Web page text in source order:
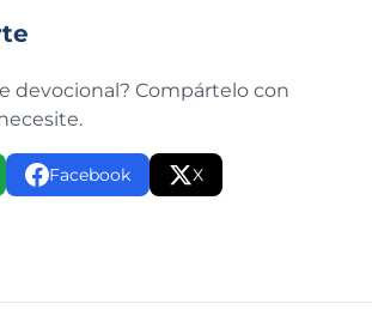
devocional? Compártelo con
Facebook X